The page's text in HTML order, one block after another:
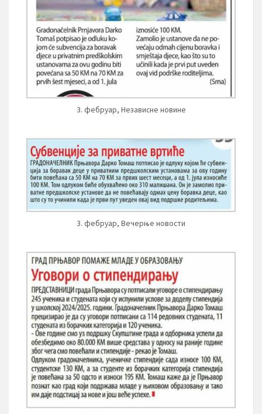
3. фебруар, Независне новине
3. фебруар, Вечерње новости